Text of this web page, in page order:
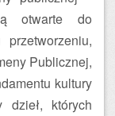
otwarte do
Publicznej,
kultury
których